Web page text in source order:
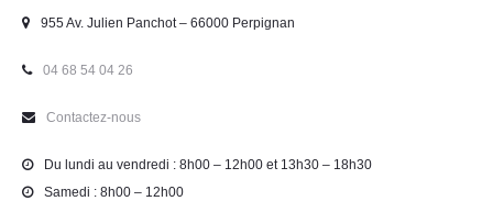
955 Av. Julien Panchot – 66000 Perpignan
04 68 54 04 26
Contactez-nous
Du lundi au vendredi : 8h00 – 12h00 et 13h30 – 18h30
Samedi : 8h00 – 12h00